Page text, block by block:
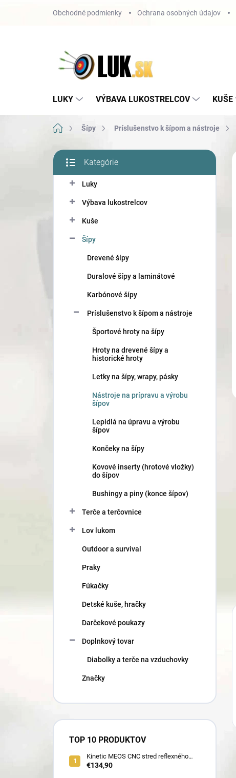
Obchodné podmienky Ochrana osobných údajov
LUKY VÝBAVA LUKOSTRELCOV KUŠE
DomovŠípy Príslušenstvo k šípom a nástroje
B
č
kategórie
Kategórie
Luky
Výbava lukostrelcov
Kuše
Šípy
Drevené šípy
Duralové šípy a laminátové
Karbónové šípy
Príslušenstvo k šípom a nástroje
Športové hroty na šípy
Hroty na drevené šípy a
historické hroty
Letky na šípy, wrapy, pásky
Nástroje na prípravu a výrobu
šípov
Lepidlá na úpravu a výrobu
šípov
Končeky na šípy
Kovové inserty (hrotové vložky)
do šípov
Bushingy a piny (konce šípov)
Terče a terčovnice
Lov lukom
Outdoor a survival
Praky
Fúkačky
Detské kuše, hračky
Darčekové poukazy
Doplnkový tovar
Diabolky a terče na vzduchovky
Značky
TOP 10 PRODUKTOV
Kinetic MEOS CNC stred reflexného
luku 21˝ pre deti 900 gramov
€134,90